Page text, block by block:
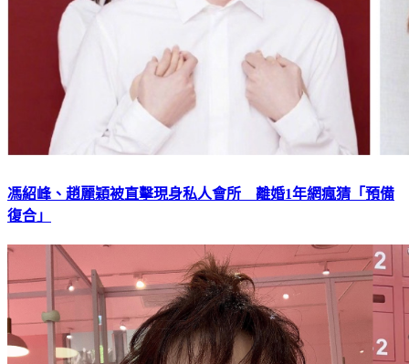
馮紹峰、趙麗穎被直擊現身私人會所 離婚1年網瘋猜「預備
復合」